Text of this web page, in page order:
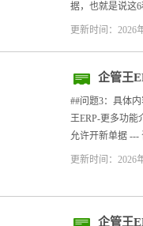
据，也就是说这
更新时间：2026
企管王
单及停
##问题3：具体
王ERP-更多功
允许开新单据 ---
更新时间：2026
企管王